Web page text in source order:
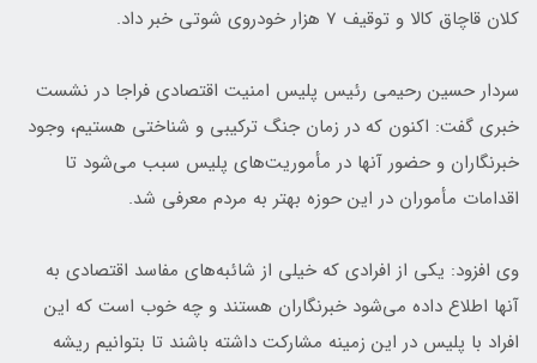
کلان قاچاق کالا و توقیف 7 هزار خودروی شوتی خبر داد.
سردار حسین رحیمی رئیس پلیس امنیت اقتصادی فراجا در نشست
خبری گفت: اکنون که در زمان جنگ ترکیبی و شناختی هستیم، وجود
خبرنگاران و حضور آنها در مأموریت‌های پلیس سبب می‌شود تا
اقدامات مأموران در این حوزه بهتر به مردم معرفی شد.
وی افزود: یکی از افرادی که خیلی از شائبه‌های مفاسد اقتصادی به
آنها اطلاع داده می‌شود خبرنگاران هستند و چه خوب است که این
افراد با پلیس در این زمینه مشارکت داشته باشند تا بتوانیم ریشه